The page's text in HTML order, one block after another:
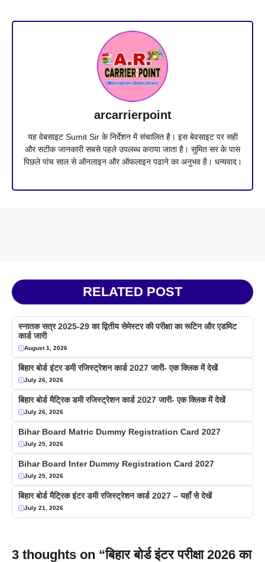
arcarrierpoint
यह वेबसाइट Sumit Sir के निर्देशन में संचालित है। इस बेवसाइट पर सही
और सटीक जानकारी सबसे पहले उपलब्ध कराया जाता है। सुमित सर के पास
पिछले पांच साल से ऑनलाइन और ऑफलाइन पढाने का अनुभव है। धन्यवाद।
RELATED POST
स्नातक सत्र 2025-29 का द्वितीय सेमेस्टर की परीक्षा का रूटिन और एडमिट
कार्ड जारी
August 1, 2026
बिहार बोर्ड इंटर डमी रजिस्ट्रेशन कार्ड 2027 जारी- एक क्लिक में देखें
July 26, 2026
बिहार बोर्ड मैट्रिक डमी रजिस्ट्रेशन कार्ड 2027 जारी- एक क्लिक में देखें
July 26, 2026
Bihar Board Matric Dummy Registration Card 2027
July 25, 2026
Bihar Board Inter Dummy Registration Card 2027
July 25, 2026
बिहार बोर्ड मैट्रिक इंटर डमी रजिस्ट्रेशन कार्ड 2027 – यहाँ से देखें
July 21, 2026
3 thoughts on “बिहार बोर्ड इंटर परीक्षा 2026 का